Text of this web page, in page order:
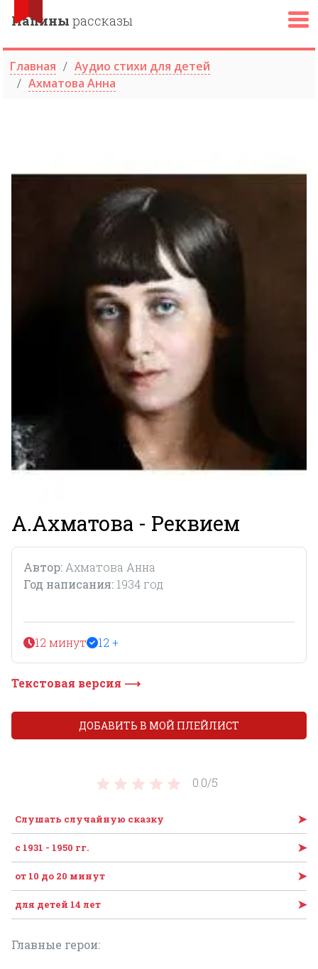
Папины рассказы
Главная
Аудио стихи для детей
Ахматова Анна
А.Ахматова - Реквием
Автор: Ахматова Анна
Год написания: 1934 год
12 минут 12 +
Текстовая версия ⟶
0.0/5
Слушать случайную сказку ➤
с 1931 - 1950 гг. ➤
от 10 до 20 минут ➤
для детей 14 лет ➤
Главные герои:
ДОБАВИТЬ В МОЙ ПЛЕЙЛИСТ